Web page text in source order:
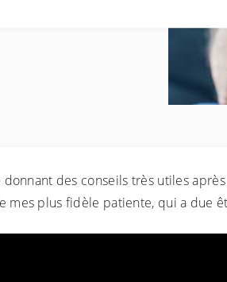
des conseils très utiles
mes plus fidèle patiente, qui a